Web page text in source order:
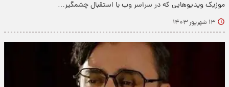
موزیک ویدیو‌هایی که در سراسر وب با استقبال چشمگیر…
۱۳ شهریور ۱۴۰۳